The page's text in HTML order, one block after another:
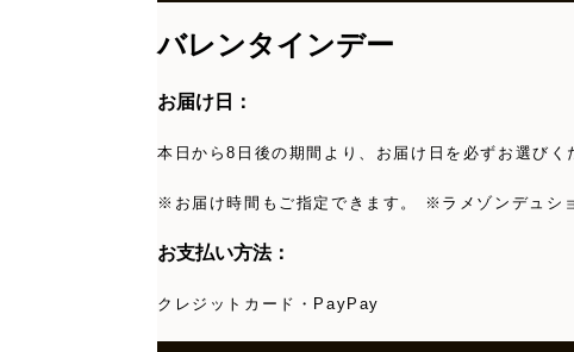
バレンタインデー
お届け日：
本日から8日後の期間より、お届け日を必ずお選び
※お届け時間もご指定できます。 ※ラメゾンデュシ
お支払い方法：
クレジットカード・PayPay